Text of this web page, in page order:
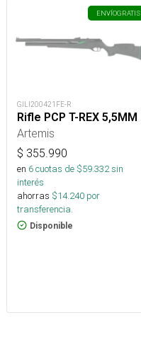
ENVÍOGRATIS
GILI200421FE-R
Rifle PCP T-REX 5,5MM
Artemis
$ 355.990
en 6cuotas de $59.332sin
interés
ahorras $14.240 por
transferencia.
Disponible